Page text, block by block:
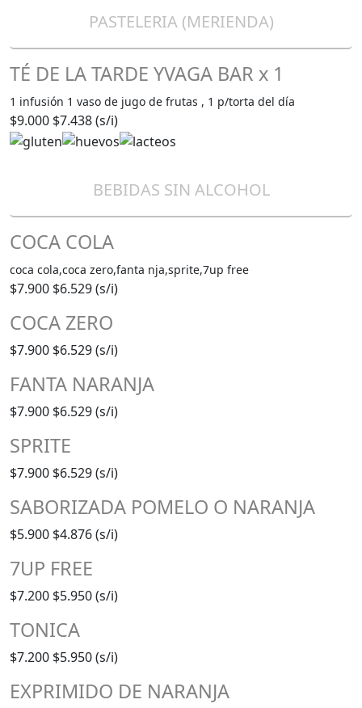
PASTELERIA (MERIENDA)
TÉ DE LA TARDE YVAGA BAR x 1
1 infusión 1 vaso de jugo de frutas , 1 p/torta del día
$9.000 $7.438 (s/i)
BEBIDAS SIN ALCOHOL
COCA COLA
coca cola,coca zero,fanta nja,sprite,7up free
$7.900 $6.529 (s/i)
COCA ZERO
$7.900 $6.529 (s/i)
FANTA NARANJA
$7.900 $6.529 (s/i)
SPRITE
$7.900 $6.529 (s/i)
SABORIZADA POMELO O NARANJA
$5.900 $4.876 (s/i)
7UP FREE
$7.200 $5.950 (s/i)
TONICA
$7.200 $5.950 (s/i)
EXPRIMIDO DE NARANJA